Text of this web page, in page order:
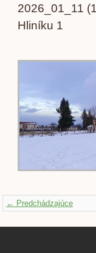
2026_01_11
Hliníku 1
← Predchádzajúce